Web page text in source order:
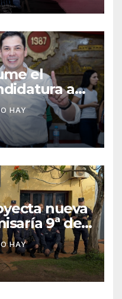
el
a
de
HAY
nueva
9ª de
verificar
HAY